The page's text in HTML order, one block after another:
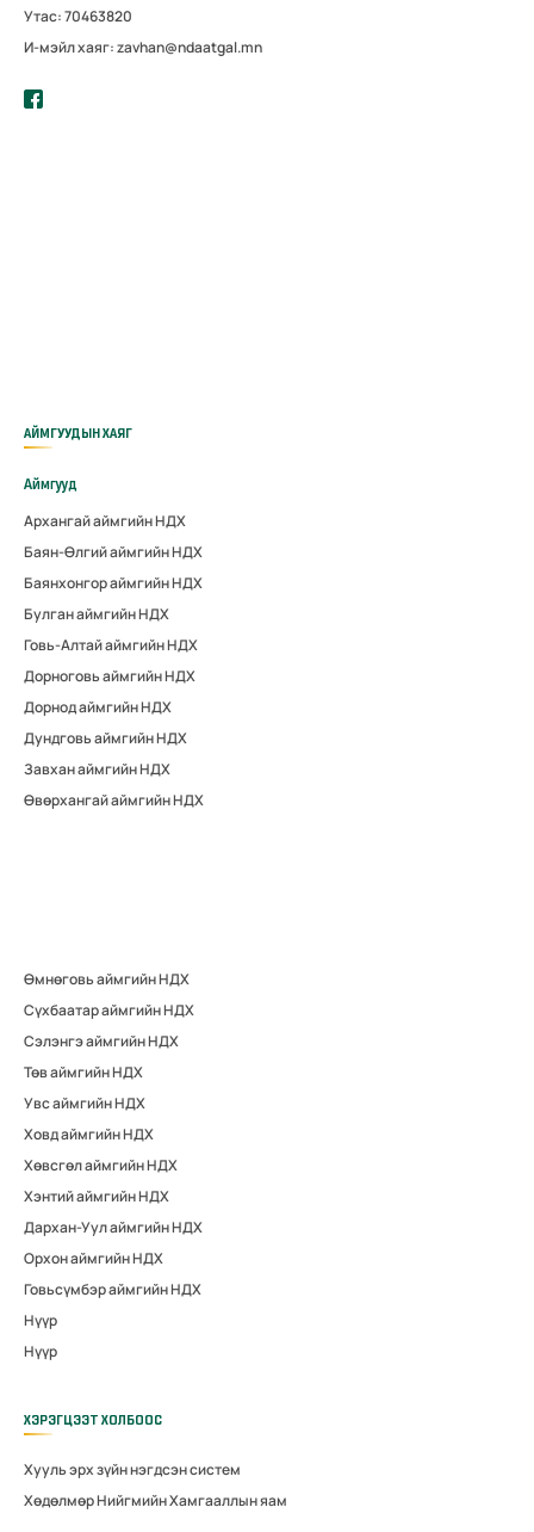
Утас: 70463820
И-мэйл хаяг: zavhan@ndaatgal.mn
АЙМГУУДЫН ХАЯГ
Аймгууд
Архангай аймгийн НДХ
Баян-Өлгий аймгийн НДХ
Баянхонгор аймгийн НДХ
Булган аймгийн НДХ
Говь-Алтай аймгийн НДХ
Дорноговь аймгийн НДХ
Дорнод аймгийн НДХ
Дундговь аймгийн НДХ
Завхан аймгийн НДХ
Өвөрхангай аймгийн НДХ
Өмнөговь аймгийн НДХ
Сүхбаатар аймгийн НДХ
Сэлэнгэ аймгийн НДХ
Төв аймгийн НДХ
Увс аймгийн НДХ
Ховд аймгийн НДХ
Хөвсгөл аймгийн НДХ
Хэнтий аймгийн НДХ
Дархан-Уул аймгийн НДХ
Орхон аймгийн НДХ
Говьсүмбэр аймгийн НДХ
Нүүр
Нүүр
ХЭРЭГЦЭЭТ ХОЛБООС
Хууль эрх зүйн нэгдсэн систем
Хөдөлмөр Нийгмийн Хамгааллын яам